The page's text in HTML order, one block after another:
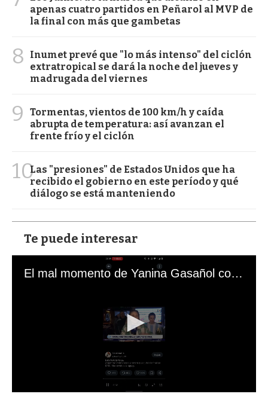
apenas cuatro partidos en Peñarol al MVP de
la final con más que gambetas
8
Inumet prevé que "lo más intenso" del ciclón
extratropical se dará la noche del jueves y
madrugada del viernes
9
Tormentas, vientos de 100 km/h y caída
abrupta de temperatura: así avanzan el
frente frío y el ciclón
10Las "presiones" de Estados Unidos que ha
recibido el gobierno en este período y qué
diálogo se está manteniendo
Te puede interesar
El mal momento de Yanina Gasañol con un hincha argentino en "Subrayado"